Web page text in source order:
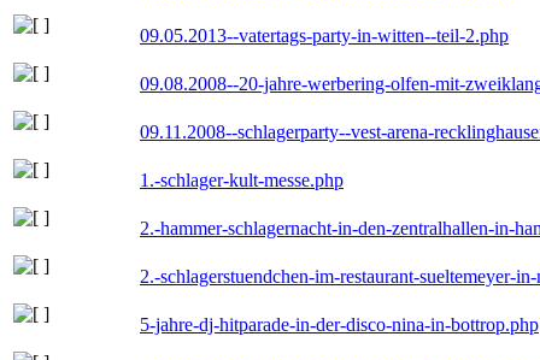
09.05.2013--vatertags-party-in-witten--teil-2.php
09.08.2008--20-jahre-werbering-olfen-mit-
09.11.2008--schlagerparty--vest-arena-
1.-schlager-kult-messe.php
2.-hammer-schlagernacht-in-den-zentralhallen-in-
2.-schlagerstuendchen-im-restaurant-sueltemeyer-
5-jahre-dj-hitparade-in-der-disco-nina-in-bottrop.php